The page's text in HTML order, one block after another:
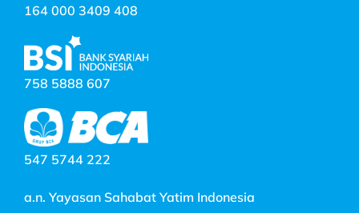
164 000 3409 408
758 5888 607
547 5744 222
a.n. Yayasan Sahabat Yatim Indonesia